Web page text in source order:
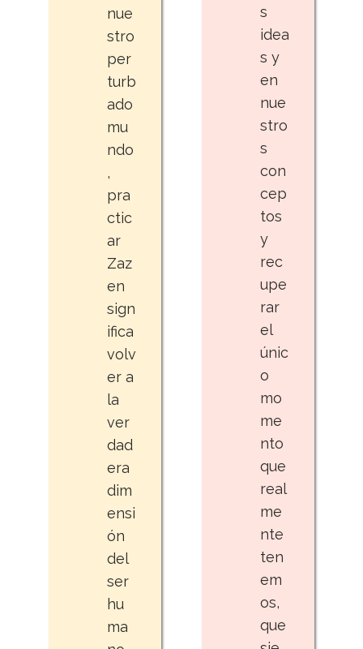
nue
stro
per
turb
ado
mu
ndo
,
pra
ctic
ar
Zaz
en
sign
ifica
volv
er a
la
ver
dad
era
dim
ensi
ón
del
ser
hu
ma
s
idea
s y
en
nue
stro
s
con
cep
tos
y
rec
upe
rar
el
únic
o
mo
me
nto
que
real
me
nte
ten
em
os,
que